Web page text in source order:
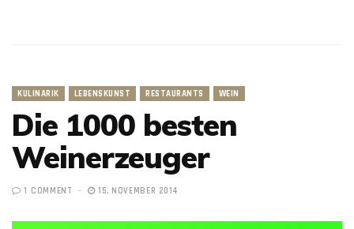
KULINARIK LEBENSKUNST RESTAURANTS WEIN
Die 1000 besten
Weinerzeuger
1 COMMENT 15. NOVEMBER 2014